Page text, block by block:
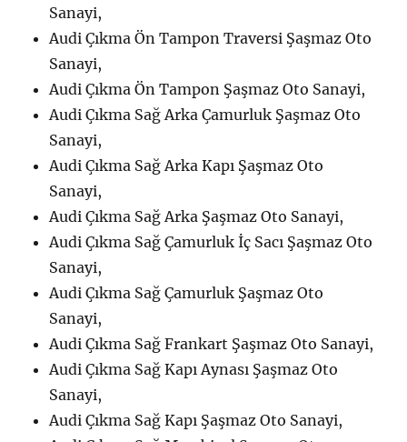
Sanayi,
Audi Çıkma Ön Tampon Traversi Şaşmaz Oto
Sanayi,
Audi Çıkma Ön Tampon Şaşmaz Oto Sanayi,
Audi Çıkma Sağ Arka Çamurluk Şaşmaz Oto
Sanayi,
Audi Çıkma Sağ Arka Kapı Şaşmaz Oto
Sanayi,
Audi Çıkma Sağ Arka Şaşmaz Oto Sanayi,
Audi Çıkma Sağ Çamurluk İç Sacı Şaşmaz Oto
Sanayi,
Audi Çıkma Sağ Çamurluk Şaşmaz Oto
Sanayi,
Audi Çıkma Sağ Frankart Şaşmaz Oto Sanayi,
Audi Çıkma Sağ Kapı Aynası Şaşmaz Oto
Sanayi,
Audi Çıkma Sağ Kapı Şaşmaz Oto Sanayi,